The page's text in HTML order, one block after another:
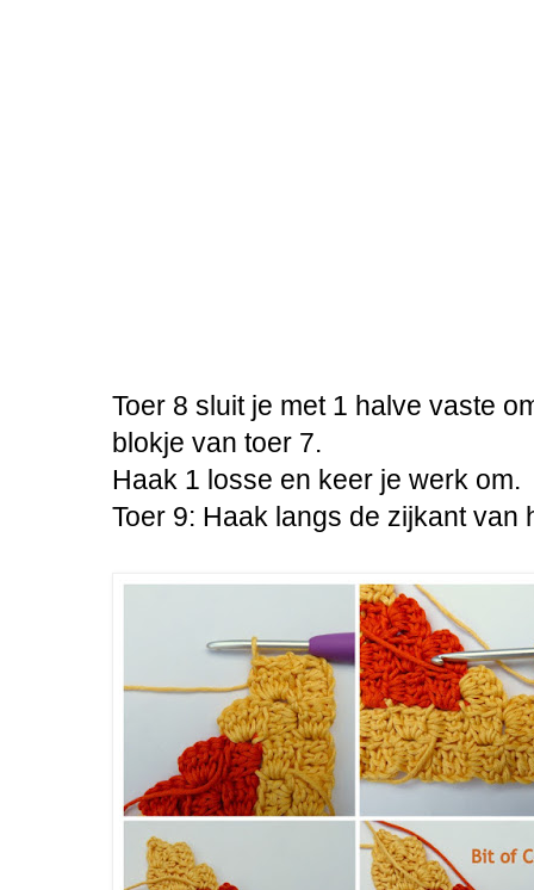
Toer 8 sluit je met 1 halve vaste
blokje van toer 7.
Haak 1 losse en keer je werk om.
Toer 9: Haak langs de zijkant van